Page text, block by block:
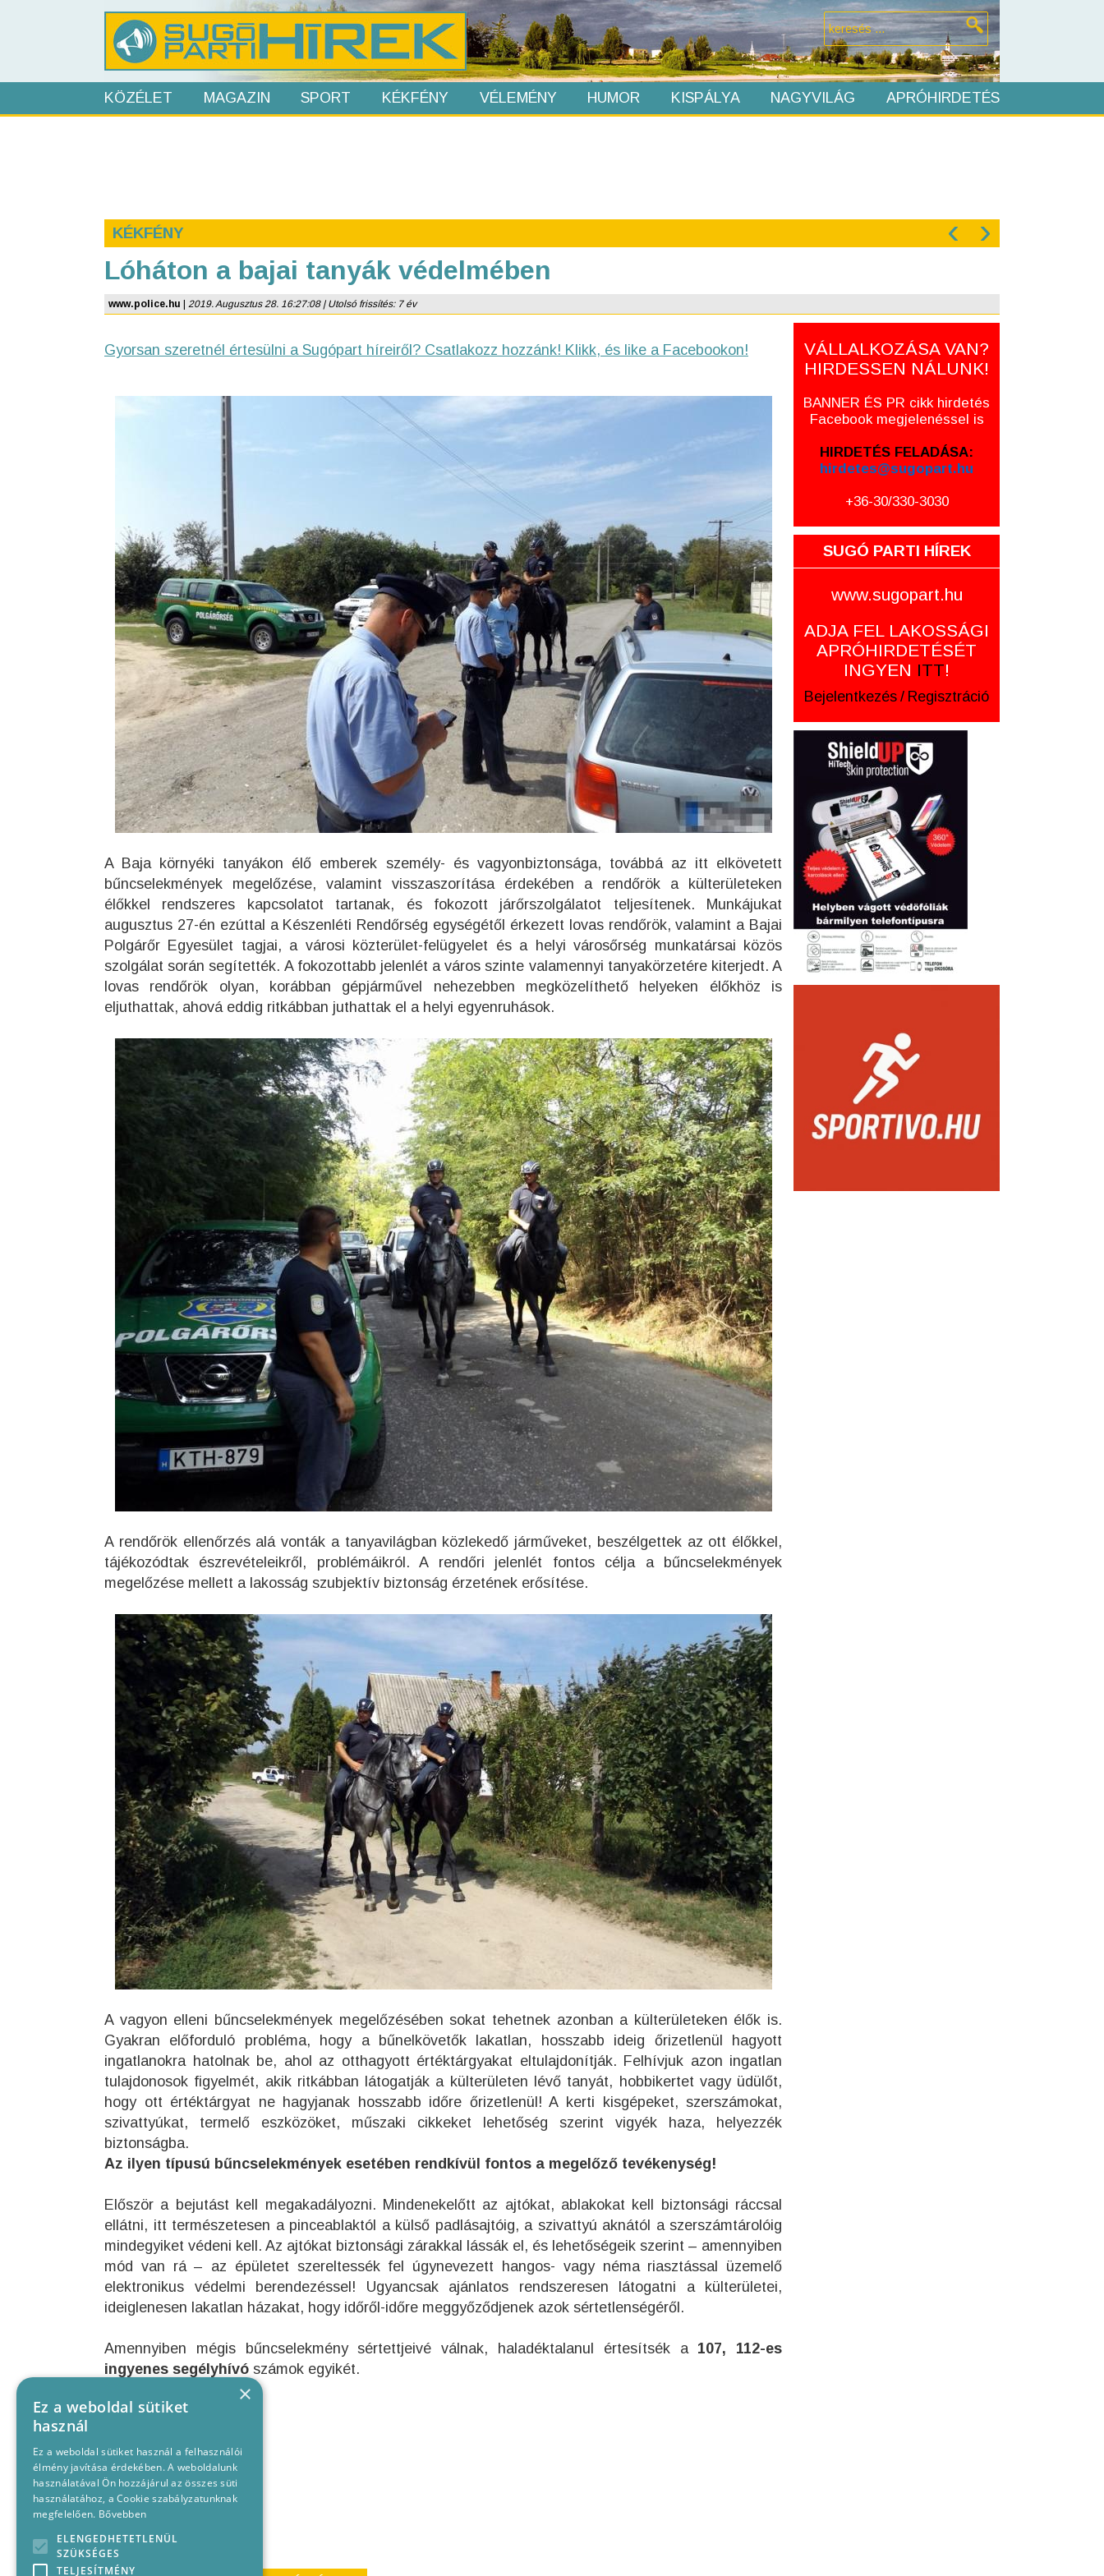
KÖZÉLET MAGAZIN SPORT KÉKFÉNY VÉLEMÉNY HUMOR KISPÁLYA NAGYVILÁG APRÓHIRDETÉS
KÉKFÉNY ‹ ›
Lóháton a bajai tanyák védelmében
www.police.hu 2019. Augusztus 28. 16:27:08 | Utolsó frissítés: 7 év
Gyorsan szeretnél értesülni a Sugópart híreiről? Csatlakozz hozzánk! Klikk, és like a Facebookon!
A Baja környéki tanyákon élő emberek személy- és vagyonbiztonsága, továbbá az itt elkövetett
bűncselekmények megelőzése, valamint visszaszorítása érdekében a rendőrök a külterületeken
élőkkel rendszeres kapcsolatot tartanak, és fokozott járőrszolgálatot teljesítenek. Munkájukat
augusztus 27-én ezúttal a Készenléti Rendőrség egységétől érkezett lovas rendőrök, valamint a Bajai
Polgárőr Egyesület tagjai, a városi közterület-felügyelet és a helyi városőrség munkatársai közös
szolgálat során segítették. A fokozottabb jelenlét a város szinte valamennyi tanyakörzetére kiterjedt. A
lovas rendőrök olyan, korábban gépjárművel nehezebben megközelíthető helyeken élőkhöz is
eljuthattak, ahová eddig ritkábban juthattak el a helyi egyenruhások.
A rendőrök ellenőrzés alá vonták a tanyavilágban közlekedő járműveket, beszélgettek az ott élőkkel,
tájékozódtak észrevételeikről, problémáikról. A rendőri jelenlét fontos célja a bűncselekmények
megelőzése mellett a lakosság szubjektív biztonság érzetének erősítése.
A vagyon elleni bűncselekmények megelőzésében sokat tehetnek azonban a külterületeken élők is.
Gyakran előforduló probléma, hogy a bűnelkövetők lakatlan, hosszabb ideig őrizetlenül hagyott
ingatlanokra hatolnak be, ahol az otthagyott értéktárgyakat eltulajdonítják. Felhívjuk azon ingatlan
tulajdonosok figyelmét, akik ritkábban látogatják a külterületen lévő tanyát, hobbikertet vagy üdülőt,
hogy ott értéktárgyat ne hagyjanak hosszabb időre őrizetlenül! A kerti kisgépeket, szerszámokat,
szivattyúkat, termelő eszközöket, műszaki cikkeket lehetőség szerint vigyék haza, helyezzék
biztonságba.
Az ilyen típusú bűncselekmények esetében rendkívül fontos a megelőző tevékenység!
Először a bejutást kell megakadályozni. Mindenekelőtt az ajtókat, ablakokat kell biztonsági ráccsal
ellátni, itt természetesen a pinceablaktól a külső padlásajtóig, a szivattyú aknától a szerszámtárolóig
mindegyiket védeni kell. Az ajtókat biztonsági zárakkal lássák el, és lehetőségeik szerint – amennyiben
mód van rá – az épületet szereltessék fel úgynevezett hangos- vagy néma riasztással üzemelő
elektronikus védelmi berendezéssel! Ugyancsak ajánlatos rendszeresen látogatni a külterületei,
ideiglenesen lakatlan házakat, hogy időről-időre meggyőződjenek azok sértetlenségéről.
Amennyiben mégis bűncselekmény sértettjeivé válnak, haladéktalanul értesítsék a 107, 112-es
ingyenes segélyhívó számok egyikét.
VÁLLALKOZÁSA VAN?
HIRDESSEN NÁLUNK!
BANNER ÉS PR cikk hirdetés
Facebook megjelenéssel is
HIRDETÉS FELADÁSA:
hirdetes@sugopart.hu
+36-30/330-3030
SUGÓ PARTI HÍREK
www.sugopart.hu
ADJA FEL LAKOSSÁGI
APRÓHIRDETÉSÉT
INGYEN ITT!
Bejelentkezés / Regisztráció
×
Ez a weboldal sütiket
használ
Ez a weboldal sütiket használ a felhasználói
élmény javítása érdekében. A weboldalunk
használatával Ön hozzájárul az összes süti
használatához, a Cookie szabályzatunknak
megfelelően. Bővebben
ELENGEDHETETLENÜL
SZÜKSÉGES
TELJESÍTMÉNY